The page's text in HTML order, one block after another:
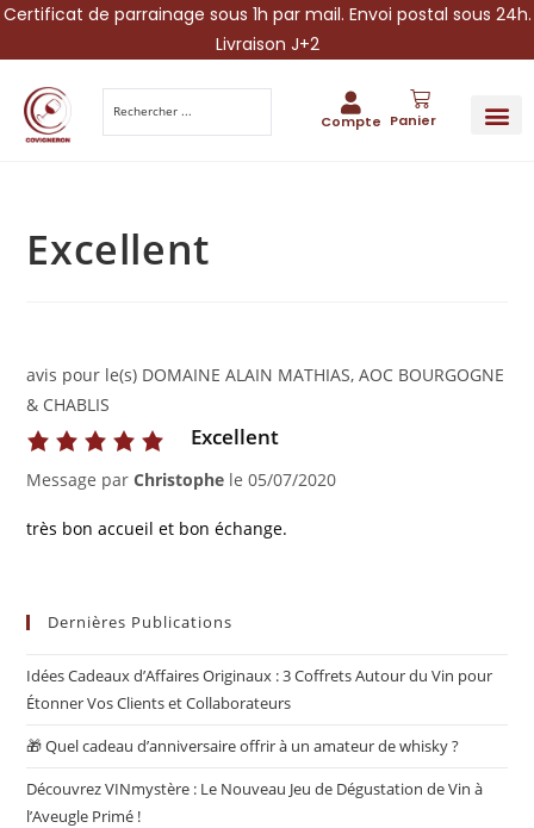
Certificat de parrainage sous 1h par mail. Envoi postal sous 24h.
Livraison J+2
Compte Panier
Excellent
avis pour le(s) DOMAINE ALAIN MATHIAS, AOC BOURGOGNE
& CHABLIS
Excellent
Message parChristophe le05/07/2020
très bon accueil et bon échange.
Dernières Publications
Idées Cadeaux d’Affaires Originaux : 3 Coffrets Autour du Vin pour
Étonner Vos Clients et Collaborateurs
🎁 Quel cadeau d’anniversaire offrir à un amateur de whisky ?
Découvrez VINmystère : Le Nouveau Jeu de Dégustation de Vin à
l’Aveugle Primé !